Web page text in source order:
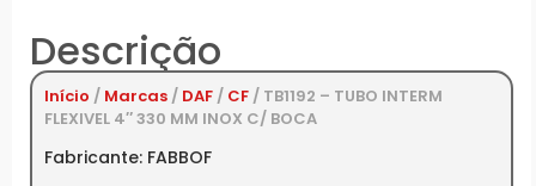
Descrição
Início / Marcas / DAF / CF / TB1192 – TUBO INTERM
FLEXIVEL 4″ 330 MM INOX C/ BOCA
Fabricante: FABBOF